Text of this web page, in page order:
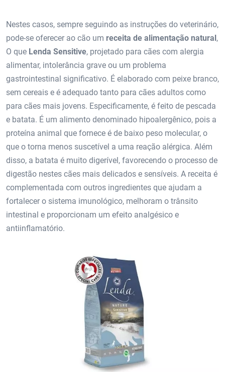
Nestes casos, sempre seguindo as instruções do veterinário,
pode-se oferecer ao cão um receita de alimentação natural,
O que Lenda Sensitive, projetado para cães com alergia
alimentar, intolerância grave ou um problema
gastrointestinal significativo. É elaborado com peixe branco,
sem cereais e é adequado tanto para cães adultos como
para cães mais jovens. Especificamente, é feito de pescada
e batata. É um alimento denominado hipoalergênico, pois a
proteína animal que fornece é de baixo peso molecular, o
que o torna menos suscetível a uma reação alérgica. Além
disso, a batata é muito digerível, favorecendo o processo de
digestão nestes cães mais delicados e sensíveis. A receita é
complementada com outros ingredientes que ajudam a
fortalecer o sistema imunológico, melhoram o trânsito
intestinal e proporcionam um efeito analgésico e
antiinflamatório.